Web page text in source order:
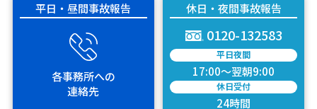
平日・昼間事故報告
各事務所への
連絡先
休日・夜間事故報告
0120-132583
平日夜間
17:00～翌朝9:00
休日受付
24時間